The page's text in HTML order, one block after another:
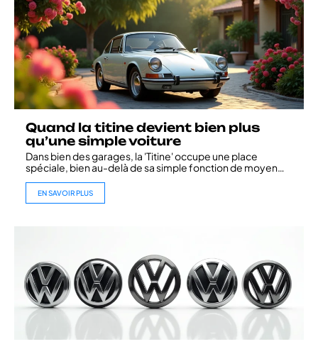
Quand la titine devient bien plus
qu’une simple voiture
Dans bien des garages, la 'Titine' occupe une place
spéciale, bien au-delà de sa simple fonction de moyen
EN SAVOIR PLUS